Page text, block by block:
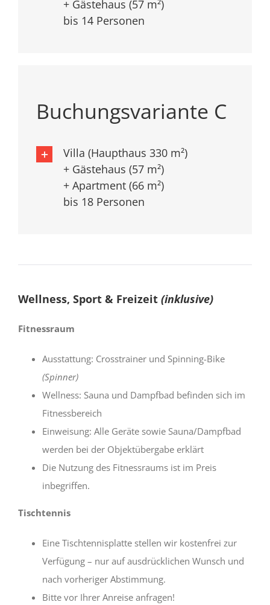
+ Gästehaus (57 m²)
bis 14 Personen
Buchungsvariante C
Villa (Haupthaus 330 m²)
+ Gästehaus (57 m²)
+ Apartment (66 m²)
bis 18 Personen
Wellness, Sport & Freizeit (inklusive)
Fitnessraum
Ausstattung: Crosstrainer und Spinning-Bike
(Spinner)
Wellness: Sauna und Dampfbad befinden sich im
Fitnessbereich
Einweisung: Alle Geräte sowie Sauna/Dampfbad
werden bei der Objektübergabe erklärt
Die Nutzung des Fitnessraums ist im Preis
inbegriffen.
Tischtennis
Eine Tischtennisplatte stellen wir kostenfrei zur
Verfügung – nur auf ausdrücklichen Wunsch und
nach vorheriger Abstimmung.
Bitte vor Ihrer Anreise anfragen!